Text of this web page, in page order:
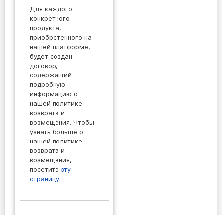
Для каждого
конкретного
продукта,
приобретенного на
нашей платформе,
будет создан
договор,
содержащий
подробную
информацию о
нашей политике
возврата и
возмещения. Чтобы
узнать больше о
нашей политике
возврата и
возмещения,
посетите эту
страницу.